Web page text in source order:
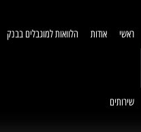
ראשי אודות הלוואות למוגבלים בבנק
שירותים